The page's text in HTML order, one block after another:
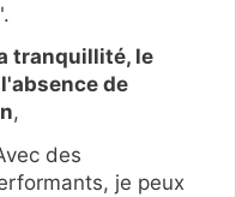
tranquillité, le
de
,
des
je peux